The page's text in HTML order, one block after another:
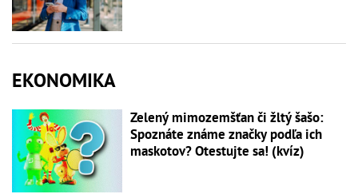
EKONOMIKA
Zelený mimozemšťan či žltý šašo:
Spoznáte známe značky podľa ich
maskotov? Otestujte sa! (kvíz)